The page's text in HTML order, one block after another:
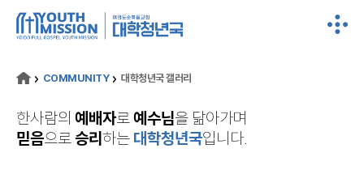
COMMUNITY 대학청년국 갤러리
한사람의 예배자로예수님을 닮아가며
믿음으로승리 하는 대학청년국입니다.